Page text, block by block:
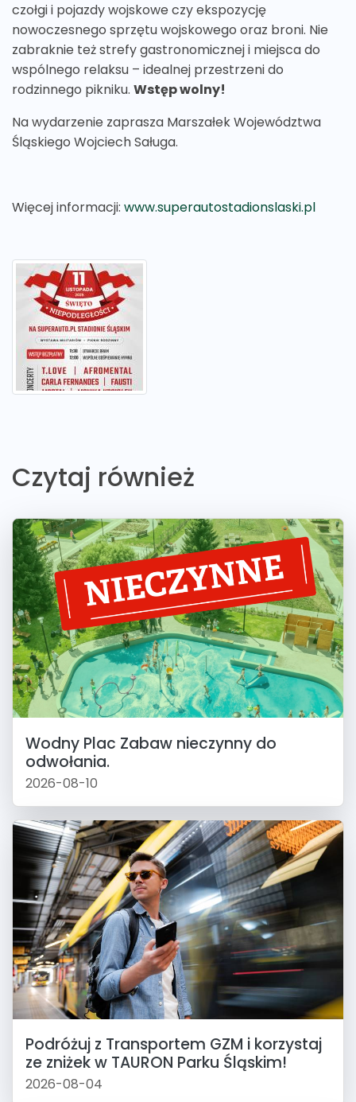
czołgi i pojazdy wojskowe czy ekspozycję
nowoczesnego sprzętu wojskowego oraz broni. Nie
zabraknie też strefy gastronomicznej i miejsca do
wspólnego relaksu – idealnej przestrzeni do
rodzinnego pikniku. Wstęp wolny!
Na wydarzenie zaprasza Marszałek Województwa
Śląskiego Wojciech Saługa.
Więcej informacji: www.superautostadionslaski.pl
Czytaj również
Wodny Plac Zabaw nieczynny do
odwołania.
2026-08-10
Podróżuj z Transportem GZM i korzystaj
ze zniżek w TAURON Parku Śląskim!
2026-08-04